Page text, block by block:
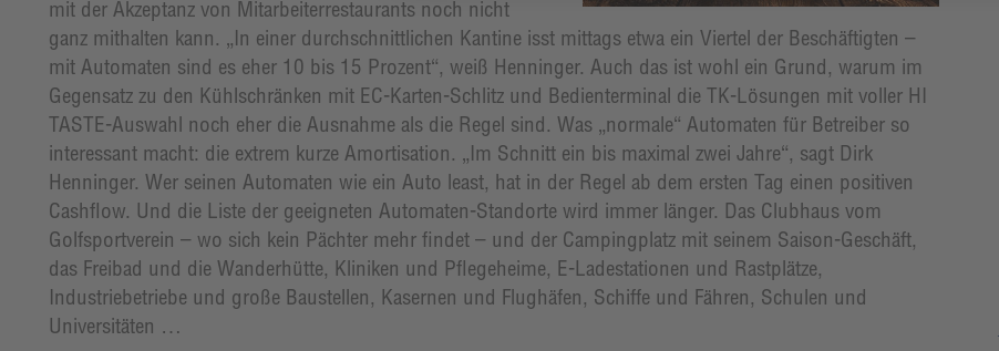
mit der Akzeptanz von Mitarbeiterrestaurants noch nicht
ganz mithalten kann. „In einer durchschnittlichen Kantine isst mittags etwa ein Viertel der Beschäftigten –
mit Automaten sind es eher 10 bis 15 Prozent“, weiß Henninger. Auch das ist wohl ein Grund, warum im
Gegensatz zu den Kühlschränken mit EC-Karten-Schlitz und Bedienterminal die TK-Lösungen mit voller HI
TASTE-Auswahl noch eher die Ausnahme als die Regel sind. Was „normale“ Automaten für Betreiber so
interessant macht: die extrem kurze Amortisation. „Im Schnitt ein bis maximal zwei Jahre“, sagt Dirk
Henninger. Wer seinen Automaten wie ein Auto least, hat in der Regel ab dem ersten Tag einen positiven
Cashflow. Und die Liste der geeigneten Automaten-Standorte wird immer länger. Das Clubhaus vom
Golfsportverein – wo sich kein Pächter mehr findet – und der Campingplatz mit seinem Saison-Geschäft,
das Freibad und die Wanderhütte, Kliniken und Pflegeheime, E-Ladestationen und Rastplätze,
Industriebetriebe und große Baustellen, Kasernen und Flughäfen, Schiffe und Fähren, Schulen und
Universitäten …